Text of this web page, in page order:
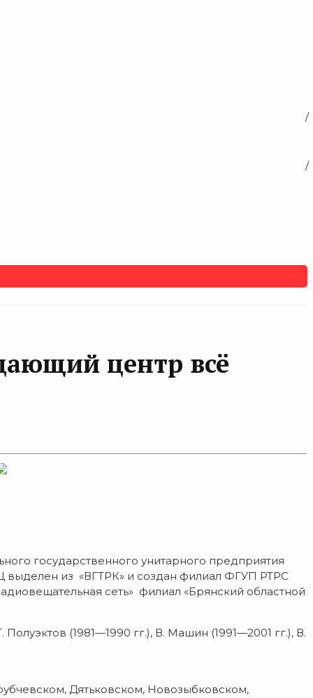
центр всё
государственного унитарного предприятия
выделен из «ВГТРК» и создан филиал ФГУП РТРС
сеть» филиал «Брянский областной
(1981—1990 гг.), В. Машин (1991—2001 гг.), В.
Дятьковском, Новозыбковском,